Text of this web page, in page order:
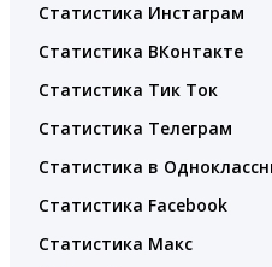
Статистика Инстаграм
Статистика ВКонтакте
Статистика Тик Ток
Статистика Телеграм
Статистика в
Статистика Facebook
Статистика Макс